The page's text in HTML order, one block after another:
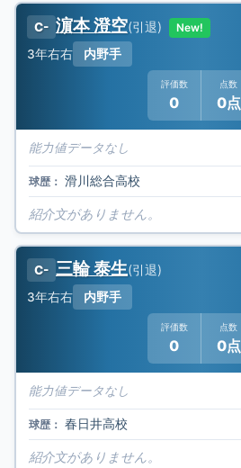
C- 濵本 澄空(引退) New!
3年右右 内野手
評価数
0
点数
0点
能力値データなし
球歴： 滑川総合高校
紹介文がありません。
C- 三輪 泰生(引退)
3年右右 内野手
評価数
0
点数
0点
能力値データなし
球歴： 春日井高校
紹介文がありません。